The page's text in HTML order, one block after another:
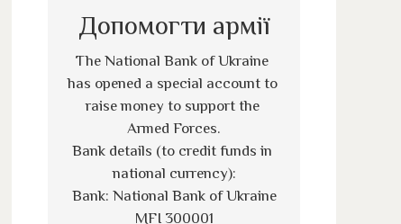
Допомогти армії
The National Bank of Ukraine
has opened a special account to
raise money to support the
Armed Forces.
Bank details (to credit funds in
national currency):
Bank: National Bank of Ukraine
MFI 300001